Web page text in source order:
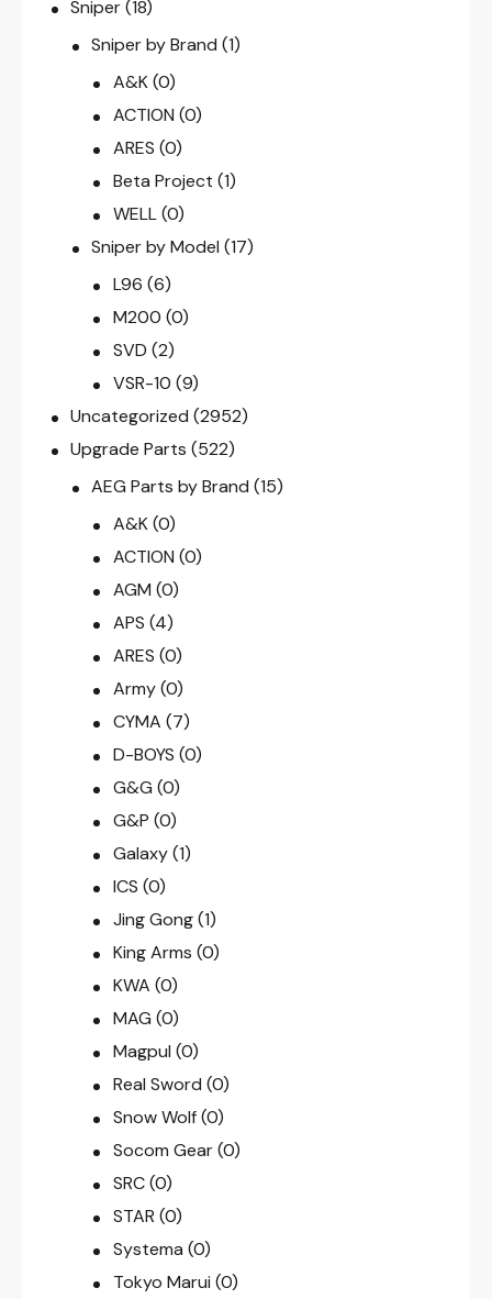
Sniper(18)
Sniper by Brand (1)
A&K (0)
ACTION (0)
ARES (0)
Beta Project (1)
WELL (0)
Sniper by Model (17)
L96 (6)
M200 (0)
SVD (2)
VSR-10 (9)
Uncategorized (2952)
Upgrade Parts (522)
AEG Parts by Brand (15)
A&K (0)
ACTION (0)
AGM (0)
APS (4)
ARES (0)
Army (0)
CYMA (7)
D-BOYS (0)
G&G (0)
G&P (0)
Galaxy (1)
ICS (0)
Jing Gong (1)
King Arms (0)
KWA (0)
MAG (0)
Magpul (0)
Real Sword (0)
Snow Wolf (0)
Socom Gear (0)
SRC (0)
STAR (0)
Systema (0)
Tokyo Marui (0)